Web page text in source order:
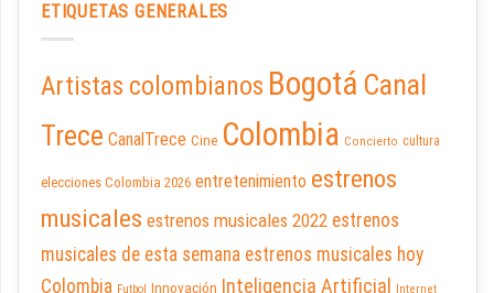
ETIQUETAS GENERALES
Artistas colombianos Bogotá Canal
Trece CanalTrece Cine Colombia Concierto cultura
elecciones Colombia 2026 entretenimiento estrenos
musicales estrenos musicales 2022 estrenos
musicales de esta semana estrenos musicales hoy
Colombia Futbol Innovación Inteligencia Artificial Internet